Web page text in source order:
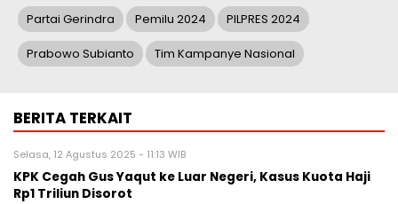
Partai Gerindra Pemilu 2024 PILPRES 2024
Prabowo Subianto Tim Kampanye Nasional
BERITA TERKAIT
Selasa, 12 Agustus 2025 - 11:13 WIB
KPK Cegah Gus Yaqut ke Luar Negeri, Kasus Kuota Haji
Rp1 Triliun Disorot